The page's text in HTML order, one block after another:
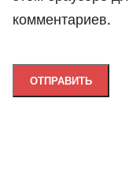
комментариев.